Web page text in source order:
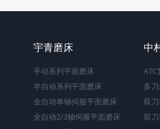
宇青磨床
手动系列平面磨床
半自动系列平面磨床
全自动单轴伺服平面磨床
全自动2/3轴伺服平面磨床
中
多
双
双